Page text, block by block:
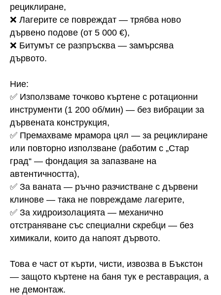
рециклиране,
❌ Лагерите се повреждат — трябва ново
дървено подове (от 5 000 €),
❌ Битумът се разпръсква — замърсява
дървото.
Ние:
✅ Използваме точково къртене с ротационни
инструменти (1 200 об/мин) — без вибрации за
дървената конструкция,
✅ Премахваме мрамора цял — за рециклиране
или повторно използване (работим с „Стар
град“ — фондация за запазване на
автентичността),
✅ За ваната — ръчно разчистване с дървени
клинове — така не повреждаме лагерите,
✅ За хидроизолацията — механично
отстраняване със специални скребци — без
химикали, които да напоят дървото.
Това е част от кърти, чисти, извозва в Бъкстон
— защото къртене на баня тук е реставрация, а
не демонтаж.